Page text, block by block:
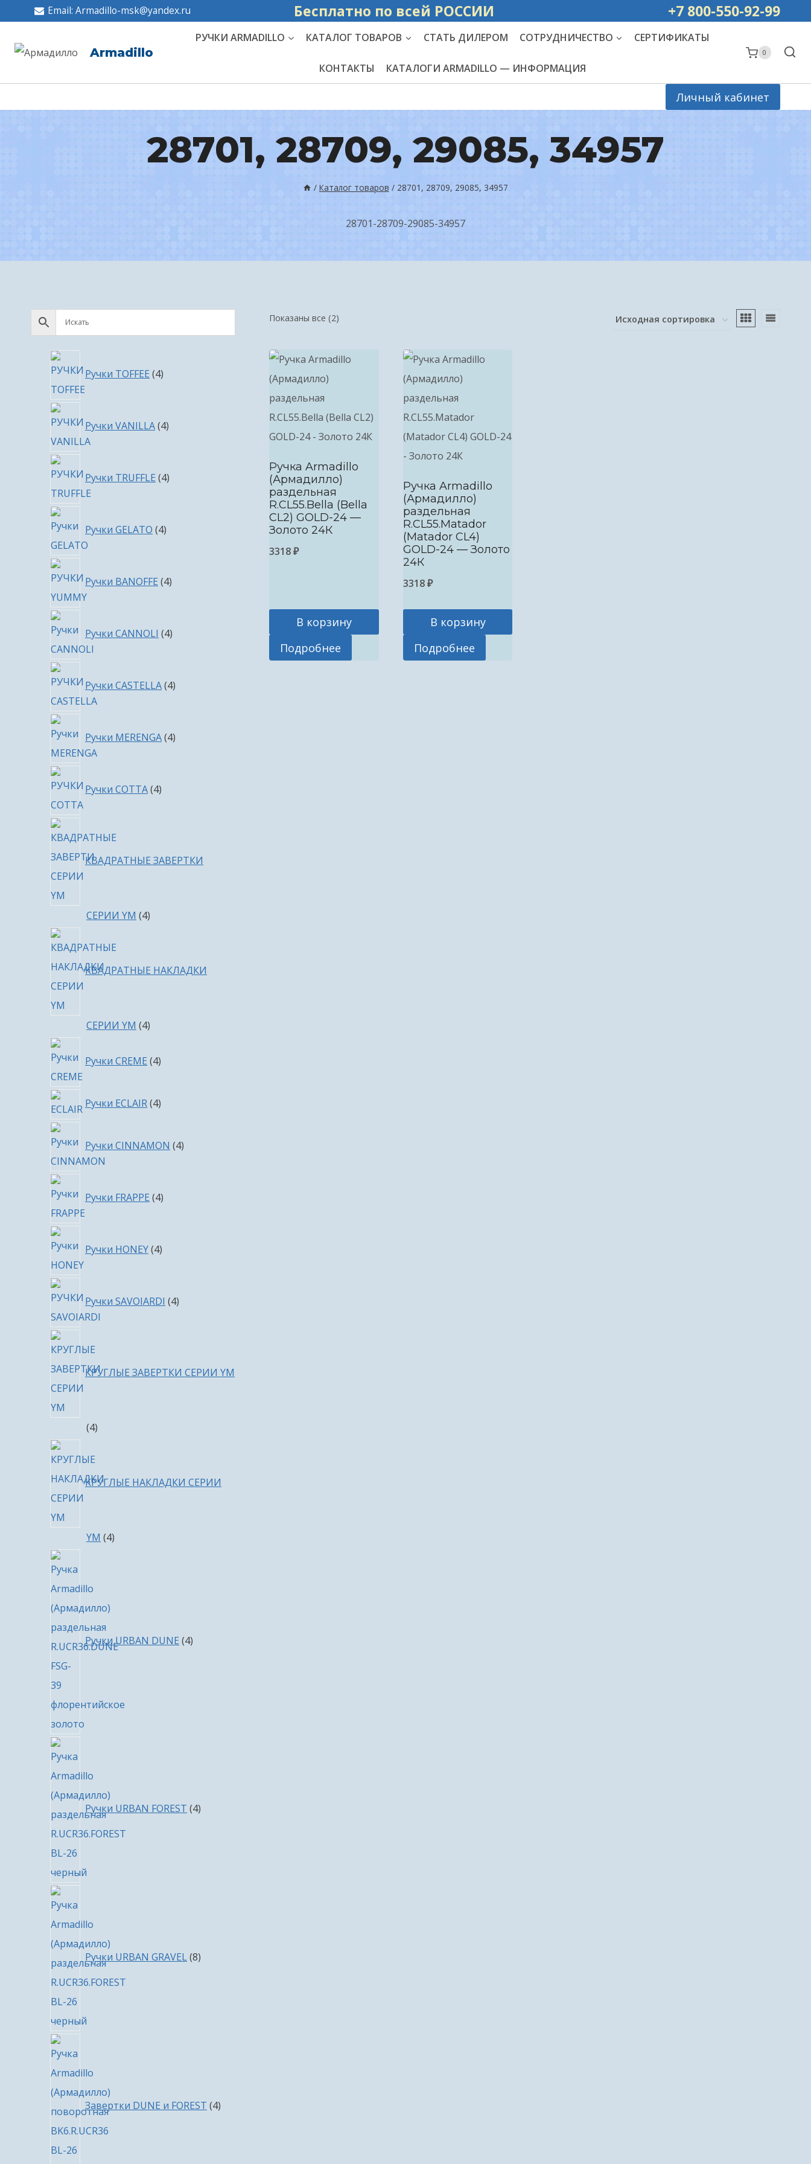
Перейти
содержимому
Email: Armadillo-msk@yandex.ru Бесплатно по всей РОССИИ +7 800-550-92-99
Armadillo
РУЧКИ ARMADILLO КАТАЛОГ ТОВАРОВ СТАТЬ ДИЛЕРОМ СОТРУДНИЧЕСТВО СЕРТИФИКАТЫ
КОНТАКТЫ КАТАЛОГИ ARMADILLO — ИНФОРМАЦИЯ
0
Личный кабинет
28701, 28709, 29085, 34957
/ Каталог товаров / 28701, 28709, 29085, 34957
28701-28709-29085-34957
Показаны все (2)
Ручка Armadillo
(Армадилло)
раздельная
R.CL55.Bella (Bella
CL2) GOLD-24 —
Золото 24К
3318₽
В корзину
Подробнее
Ручка Armadillo
(Армадилло)
раздельная
R.CL55.Matador
(Matador CL4)
GOLD-24 — Золото
24К
3318₽
В корзину
Подробнее
Ручки TOFFEE 4товара
Ручки VANILLA 4товара
Ручки TRUFFLE 4товара
Ручки GELATO 4товара
Ручки BANOFFE 4товара
Ручки CANNOLI 4товара
Ручки CASTELLA 4товара
Ручки MERENGA 4товара
Ручки COTTA 4товара
КВАДРАТНЫЕ ЗАВЕРТКИ
СЕРИИ YM 44
КВАДРАТНЫЕ НАКЛАДКИ
СЕРИИ YM 44
Ручки CREME 4товара
Ручки ECLAIR 44
Ручки CINNAMON 4товара
Ручки FRAPPE 4товара
Ручки HONEY 4товара
Ручки SAVOIARDI 4товара
КРУГЛЫЕ ЗАВЕРТКИ СЕРИИ YM
44
КРУГЛЫЕ НАКЛАДКИ СЕРИИ
YM 44
Ручки URBAN DUNE 4
Ручки URBAN FOREST 4
Ручки URBAN GRAVEL 8
Завертки DUNE и FOREST 4